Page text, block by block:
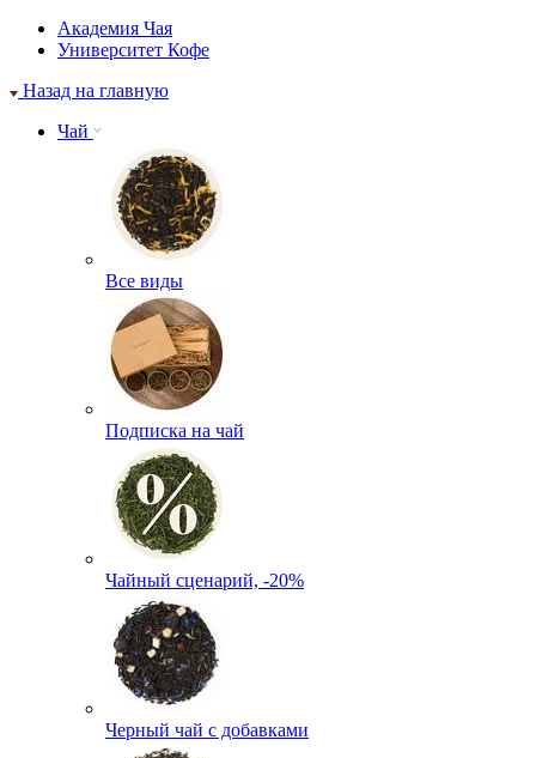
Академия Чая
Университет Кофе
Назад на главную
Чай
Все виды
Подписка на чай
Чайный сценарий, -20%
Черный чай с добавками